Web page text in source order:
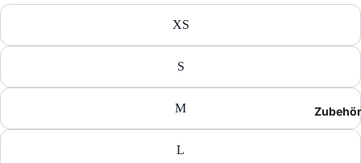
Polos
Hosen
Zubehör
XS
S
M
L